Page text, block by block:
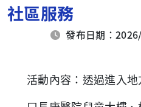
社區服務
發布日期：
活動內容： 透過進入地